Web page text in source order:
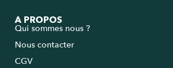
A PROPOS
Qui sommes nous ?
Nous contacter
CGV